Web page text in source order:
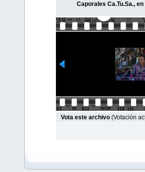
Caporales Ca.Tu.Sa.,
Vota este archivo(Votación